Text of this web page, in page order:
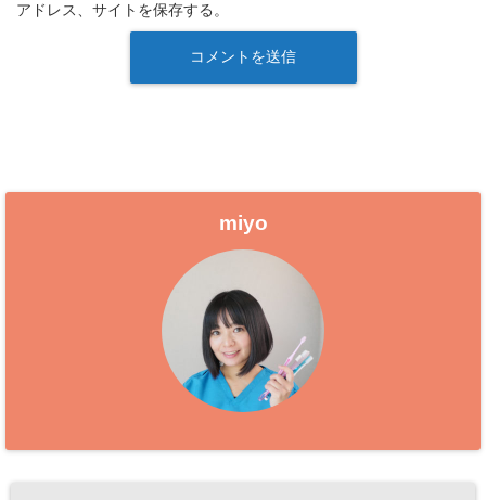
アドレス、サイトを保存する。
miyo